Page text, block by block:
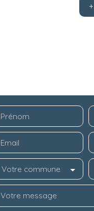
Prénom
Email
Votre commune
Votre message